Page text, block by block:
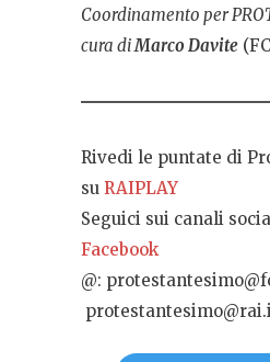
Coordinamento per
cura diMarco Davite
Rivedi le puntate di
su RAIPLAY
Seguici sui canali
Facebook
@: